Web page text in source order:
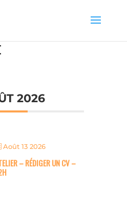
2026
Août 13 2026
– RÉDIGER UN CV –